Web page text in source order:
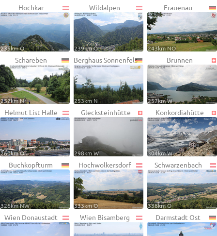
Hochkar
235km O
Wildalpen
239km O
Frauenau
243km NO
Schareben
252km N
Berghaus Sonnenfels
253km N
Brunnen
257km W
Helmut List Halle
260km O
Glecksteinhütte
298km W
Konkordiahütte
304km W
Buchkopfturm
326km NW
Hochwolkersdorf
333km O
Schwarzenbach
338km O
Wien Donaustadt Wien Bisamberg Darmstadt Ost